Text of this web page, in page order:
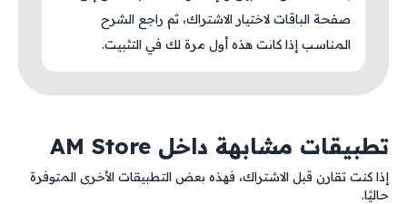
صفحة الباقات لاختيار الاشتراك، ثم راجع الشرح
المناسب إذا كانت هذه أول مرة لك في التثبيت.
تطبيقات مشابهة داخل AM Store
إذا كنت تقارن قبل الاشتراك، فهذه بعض التطبيقات الأخرى المتوفرة
حاليًا.